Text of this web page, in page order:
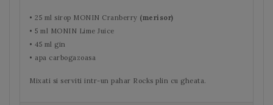
• 25 ml sirop MONIN Cranberry (merisor)
• 5 ml MONIN Lime Juice
• 45 ml gin
• apa carbogazoasa
Mixati si serviti intr-un pahar Rocks plin cu gheata.